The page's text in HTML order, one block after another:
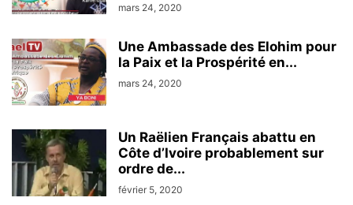
mars 24, 2020
Une Ambassade des Elohim pour
la Paix et la Prospérité en...
mars 24, 2020
Un Raëlien Français abattu en
Côte d’Ivoire probablement sur
ordre de...
février 5, 2020